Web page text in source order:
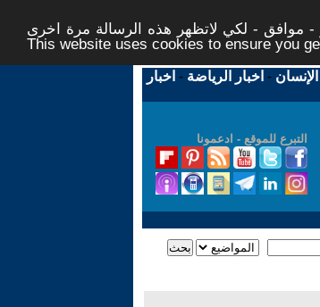
موافق - لكي لاتظهر هذه الرسالة مرة اخرى -
This website uses cookies to ensure you
- اخبار الرياضة - اخبار
التبرع للموقع - ادعمونا